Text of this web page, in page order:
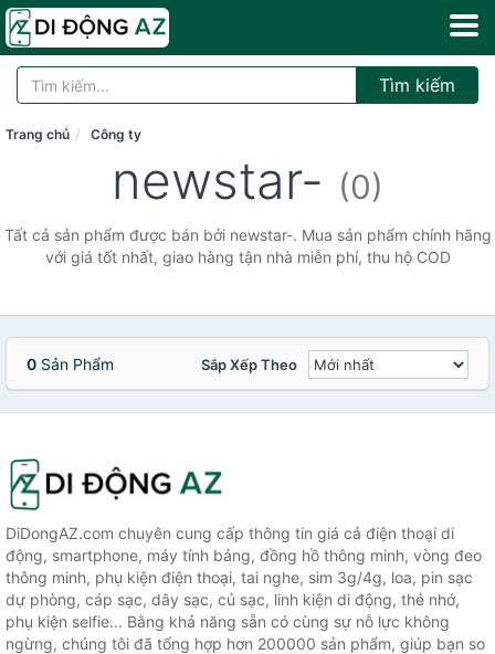
Tìm kiếm
Trang chủ Công ty
newstar- (0)
Tất cả sản phẩm được bán bởi newstar-. Mua sản phẩm chính hãng
với giá tốt nhất, giao hàng tận nhà miễn phí, thu hộ COD
0 Sản Phẩm Sắp Xếp Theo
DiDongAZ.com chuyên cung cấp thông tin giá cả điện thoại di
động, smartphone, máy tính bảng, đồng hồ thông minh, vòng đeo
thông minh, phụ kiện điện thoại, tai nghe, sim 3g/4g, loa, pin sạc
dự phòng, cáp sạc, dây sạc, củ sạc, linh kiện di động, thẻ nhớ,
phụ kiện selfie... Bằng khả năng sẵn có cùng sự nỗ lực không
ngừng, chúng tôi đã tổng hợp hơn 200000 sản phẩm, giúp bạn so